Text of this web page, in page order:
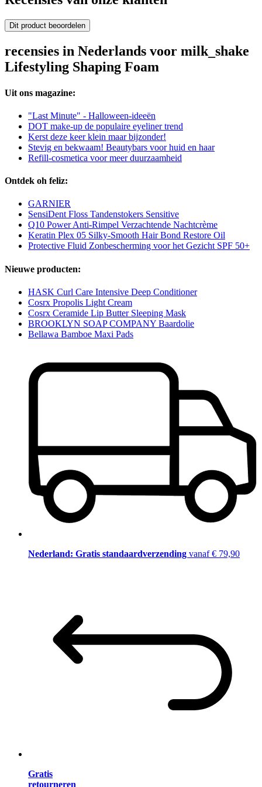
Dit product beoordelen
recensies in Nederlands voor milk_shake
Lifestyling Shaping Foam
Uit ons magazine:
"Last Minute" - Halloween-ideeën
DOT make-up de populaire eyeliner trend
Kerst deze keer klein maar bijzonder!
Stevig en bekwaam! Beautybars voor huid en haar
Refill-cosmetica voor meer duurzaamheid
Ontdek oh feliz:
GARNIER
SensiDent Floss Tandenstokers Sensitive
Q10 Power Anti-Rimpel Verzachtende Nachtcrème
Keratin Plex 05 Silky-Smooth Hair Bond Restore Oil
Protective Fluid Zonbescherming voor het Gezicht SPF 50+
Nieuwe producten:
HASK Curl Care Intensive Deep Conditioner
Cosrx Propolis Light Cream
Cosrx Ceramide Lip Butter Sleeping Mask
BROOKLYN SOAP COMPANY Baardolie
Bellawa Bamboe Maxi Pads
Nederland: Gratis standaardverzending vanaf € 79,90
Gratis
retourneren